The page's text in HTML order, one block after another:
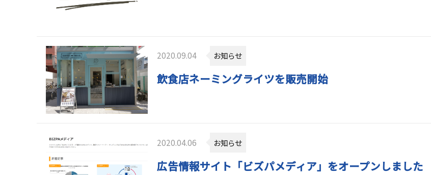
2020.09.04 お知らせ
飲食店ネーミングライツを販売開始
2020.04.06 お知らせ
広告情報サイト「ビズパメディア」をオープンしました